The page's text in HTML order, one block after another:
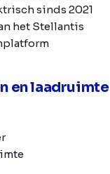
sinds 2021
het Stellantis
en laadruimte